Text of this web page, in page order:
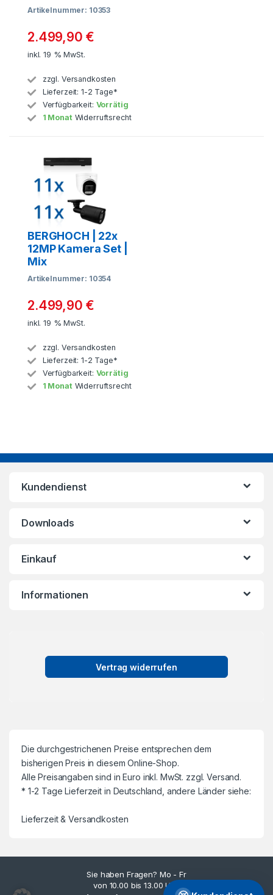
Artikelnummer: 10353
2.499,90 €
inkl. 19 % MwSt.
zzgl. Versandkosten
Lieferzeit: 1-2 Tage*
Verfügbarkeit: Vorrätig
1 Monat Widerruftsrecht
BERGHOCH | 22x
12MP Kamera Set |
Mix
Artikelnummer: 10354
2.499,90 €
inkl. 19 % MwSt.
zzgl. Versandkosten
Lieferzeit: 1-2 Tage*
Verfügbarkeit: Vorrätig
1 Monat Widerruftsrecht
Kundendienst
Downloads
Einkauf
Informationen
Vertrag widerrufen
Die durchgestrichenen Preise entsprechen dem
bisherigen Preis in diesem Online-Shop.
Alle Preisangaben sind in Euro inkl. MwSt. zzgl. Versand.
* 1-2 Tage Lieferzeit in Deutschland, andere Länder siehe:
Lieferzeit & Versandkosten
Sie haben Fragen? Mo - Fr
von 10.00 bis 13.00 Uhr.